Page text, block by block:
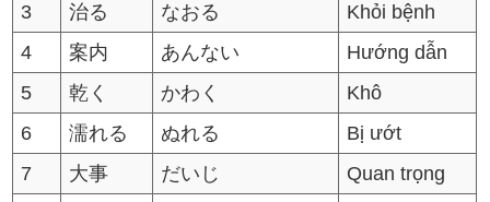
3
治る なおる
Khỏi bệnh
4
案内 あんない
Hướng dẫn
5
乾く かわく
Khô
6
濡れる ぬれる
Bị ướt
7
大事 だいじ
Quan trọng